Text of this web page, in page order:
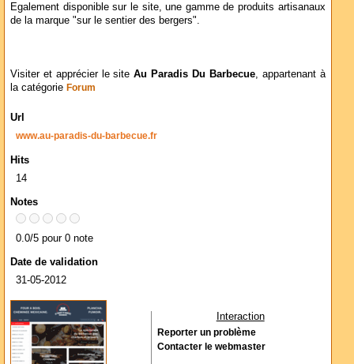
Egalement disponible sur le site, une gamme de produits artisanaux
de la marque "sur le sentier des bergers".
Visiter et apprécier le siteAu Paradis Du Barbecue, appartenant à
la catégorie Forum
Url
www.au-paradis-du-barbecue.fr
Hits
14
Notes
0.0/5 pour 0 note
Date de validation
31-05-2012
Interaction
Reporter un problème
Contacter le webmaster